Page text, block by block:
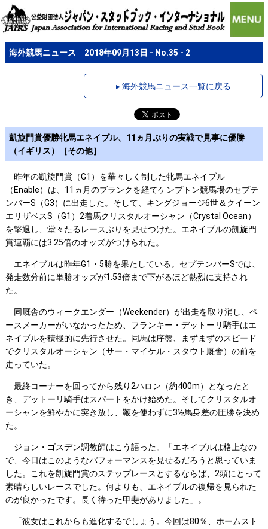
海外競馬ニュース 2018年09月13日 - No.35 - 2
▸ 海外競馬ニュース一覧に戻る
凱旋門賞優勝牝馬エネイブル、11ヵ月ぶりの実戦で見事に優勝
（イギリス）［その他］
昨年の凱旋門賞（G1）を華々しく制した牝馬エネイブル
（Enable）は、11ヵ月のブランクを経てケンプトン競馬場のセプテ
ンバーS（G3）に出走した。そして、キングジョージ6世＆クイーン
エリザベスS（G1）2着馬クリスタルオーシャン（Crystal Ocean）
を撃退し、堂々たるレースぶりを見せつけた。エネイブルの凱旋門
賞連覇には3.25倍のオッズがつけられた。
エネイブルは昨年G1・5勝を果たしている。セプテンバーSでは、
発走数分前に単勝オッズが1.53倍まで下がるほど熱烈に支持され
た。
同厩舎のウィークエンダー（Weekender）が出走を取り消し、ペ
ースメーカーがいなかったため、フランキー・デットーリ騎手はエ
ネイブルを積極的に先行させた。同馬は序盤、まずまずのスピード
でクリスタルオーシャン（サー・マイケル・スタウト厩舎）の前を
走っていた。
最終コーナーを回ってから残り2ハロン（約400m）となったと
き、デットーリ騎手はスパートをかけ始めた。そしてクリスタルオ
ーシャンを鮮やかに突き放し、鞭を使わずに3½馬身差の圧勝を決め
た。
ジョン・ゴスデン調教師はこう語った。「エネイブルは格上なの
で、今日はこのようなパフォーマンスを見せるだろうと思っていま
した。これを凱旋門賞のステップレースとするならば、2頭にとって
素晴らしいレースでした。何よりも、エネイブルの復帰を見られた
のが良かったです。長く待った甲斐がありました」。
「彼女はこれからも進化するでしょう。今回は80％、ホームスト